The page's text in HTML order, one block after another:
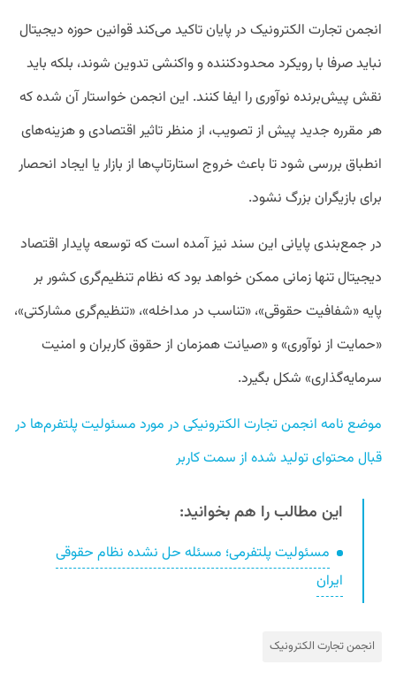
انجمن تجارت الکترونیک در پایان تاکید می‌کند قوانین حوزه دیجیتال
نباید صرفا با رویکرد محدودکننده و واکنشی تدوین شوند، بلکه باید
نقش پیش‌برنده نوآوری را ایفا کنند. این انجمن خواستار آن شده که
هر مقرره جدید پیش از تصویب، از منظر تاثیر اقتصادی و هزینه‌های
انطباق بررسی شود تا باعث خروج استارتاپ‌ها از بازار یا ایجاد انحصار
برای بازیگران بزرگ نشود.
در جمع‌بندی پایانی این سند نیز آمده است که توسعه پایدار اقتصاد
دیجیتال تنها زمانی ممکن خواهد بود که نظام تنظیم‌گری کشور بر
پایه «شفافیت حقوقی»، «تناسب در مداخله»، «تنظیم‌گری مشارکتی»،
«حمایت از نوآوری» و «صیانت همزمان از حقوق کاربران و امنیت
سرمایه‌گذاری» شکل بگیرد.
قبال محتوای تولید شده از سمت کاربر
این مطالب را هم بخوانید:
مسئولیت پلتفرمی؛ مسئله حل‌ نشده نظام حقوقی
ایران
انجمن تجارت الکترونیک